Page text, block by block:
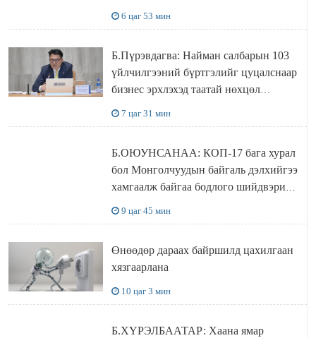
6 цаг 53 мин
Б.Пүрэвдагва: Найман салбарын 103
үйлчилгээний бүртгэлийг цуцалснаар
бизнес эрхлэхэд таатай нөхцөл
7 цаг 31 мин
Б.ОЮУНСАНАА: КОП-17 бага хурал
бол Монголчуудын байгаль дэлхийгээ
хамгаалж байгаа бодлого шийдвэрийг
9 цаг 45 мин
Өнөөдөр дараах байршилд цахилгаан
хязгаарлана
10 цаг 3 мин
Б.ХҮРЭЛБААТАР: Хаана ямар